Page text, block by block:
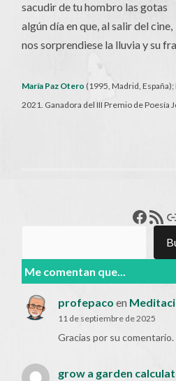
sacudir de tu hombro las gotas
algún día en que, al salir del cine,
nos sorprendiese la lluvia y su
María Paz Otero (1995, Madrid,
2021. Ganadora del III Premio de Poesía
Francisco Pérez
Feed RSS
Me comentan que...
profepaco en
11 de septiembre de 2025
Gracias por su
grow a garden